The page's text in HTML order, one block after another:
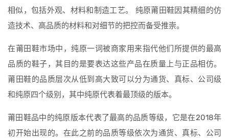
相似，包括外观、材料和制造工艺。 纯原莆田鞋因其精细的仿
造技术、高品质的材料和对细节的把控而备受推崇。
在莆田鞋市场中，纯原一词被商家用来指代他们所提供的最高
品质的鞋子，其目的是要表达这些产品在质量上与正品相仿。
莆田鞋的品质层次从低到高大致可以分为通货、真标、公司级
和纯原四个级别，其中纯原代表着最顶级的版本。
莆田鞋品中的纯原版本代表了最高的品质等级，它是在2018年
初开始出现的。在此之前的品质等级依次为通货、真标、公司